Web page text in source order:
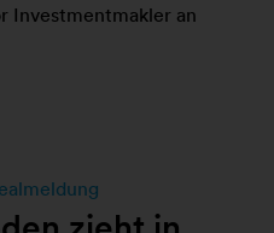
Investmentmakler an